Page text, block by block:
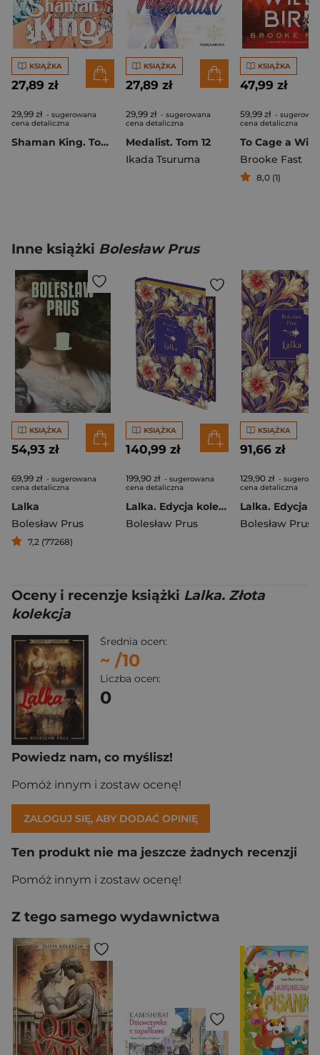
KSIĄŻKA
27,89 zł
29,99 zł - sugerowana
cena detaliczna
Shaman King. Tom 26
KSIĄŻKA
27,89 zł
29,99 zł - sugerowana
cena detaliczna
Medalist. Tom 12
Ikada Tsuruma
KSIĄŻKA
47,99 zł
59,99 zł -
cena detaliczna
Brooke Fast
8,0 (1)
Inne książki Bolesław Prus
KSIĄŻKA
54,93 zł
69,99 zł - sugerowana
cena detaliczna
Lalka
Bolesław Prus
7,2 (77268)
KSIĄŻKA
140,99 zł
199,90 zł - sugerowana
cena detaliczna
Lalka. Edycja kolekcjonerska. Barwione brzegi
Bolesław Prus
KSIĄŻKA
91,66 zł
129,90 zł -
cena detaliczna
Bolesław Prus
Oceny i recenzje książki Lalka. Złota
kolekcja
Średnia ocen:
~ /10
Liczba ocen:
0
Powiedz nam, co myślisz!
Pomóż innym i zostaw ocenę!
ZALOGUJ SIĘ, ABY DODAĆ OPINIĘ
Ten produkt nie ma jeszcze żadnych recenzji
Pomóż innym i zostaw ocenę!
Z tego samego wydawnictwa